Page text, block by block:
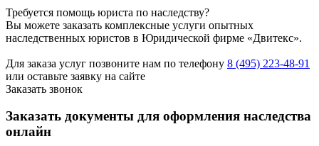
Требуется помощь юриста по наследству?
Вы можете заказать комплексные услуги опытных
наследственных юристов в Юридической фирме «Двитекс».
Для заказа услуг позвоните нам по телефону 8 (495) 223-48-91
или оставьте заявку на сайте
Заказать звонок
Заказать документы для оформления наследства
онлайн